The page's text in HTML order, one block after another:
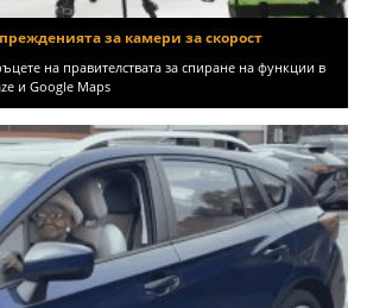
за камери за скорост
на правителствата за спиране на функции в
и Google Maps